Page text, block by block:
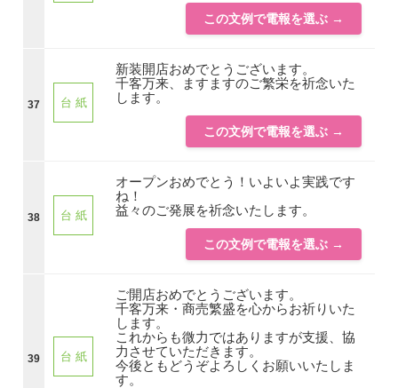
この文例で電報を選ぶ →
37 台 紙
新装開店おめでとうございます。
千客万来、ますますのご繁栄を祈念いた
します。
この文例で電報を選ぶ →
38 台 紙
オープンおめでとう！いよいよ実践です
ね！
益々のご発展を祈念いたします。
この文例で電報を選ぶ →
39 台 紙
ご開店おめでとうございます。
千客万来・商売繁盛を心からお祈りいた
します。
これからも微力ではありますが支援、協
力させていただきます。
今後ともどうぞよろしくお願いいたしま
す。